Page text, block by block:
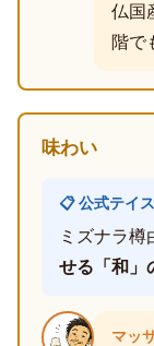
仏国
階で
味わい
📋 公式テイ
ミズナラ樽
せる「和」
マッ